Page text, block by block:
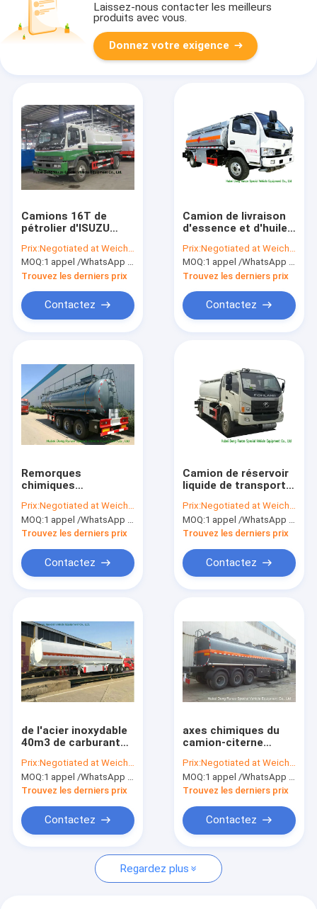
Products
About Us
Factory Tour
Request A Quote
Camion de réservoir liquide
Camion-citerne aspirateur chimique
Laissez-nous contacter les meilleurs
produits avec vous.
Donnez votre exigence
Camions 16T de
pétrolier d'ISUZU
pompe à essence de
bonne qualité ou
l'huile refuling, diesel,
essence, kérosène,
Prix:Negotiated at Weichat:King253725877
MOQ:1 appel /WhatsApp d'unité : +8615271357675
Trouvez les derniers prix
Contactez
Camion de livraison
d'essence et d'huile
pour le véhicule
réapprovisionnant en
combustible l'anti
corrosion 5000Liters
Prix:Negotiated at Weichat:King253725877
MOQ:1 appel /WhatsApp d'unité : +8615271357675
Trouvez les derniers prix
Contactez
Remorques
chimiques
réservoir pour 30 -
transport
d'hydroxyde de
Prix:Negotiated at Weichat:King253725877
MOQ:1 appel /WhatsApp d'unité : +8615271357675
Trouvez les derniers prix
Contactez
Camion de réservoir
liquide de transport
mobile 3000L-4000L
de ravitaillement
Prix:Negotiated at Weichat:King253725877
MOQ:1 appel /WhatsApp d'unité : +8615271357675
Trouvez les derniers prix
Contactez
de l'acier inoxydable
40m3 de carburant
axes de la remorque
3 semi pour le diesel,
huile, essence,
kérosène
Prix:Negotiated at Weichat:King253725877
MOQ:1 appel /WhatsApp d'unité : +8615271357675
Trouvez les derniers prix
Contactez
axes chimiques du
camion-citerne
3 pour l'acide
chlorhydrique, la
livraison de chlorure
Prix:Negotiated at Weichat:King253725877
MOQ:1 appel /WhatsApp d'unité : +8615271357675
Trouvez les derniers prix
Contactez
Regardez plus